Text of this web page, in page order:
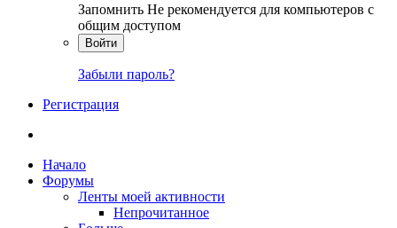
Запомнить Не рекомендуется для компьютеров с
общим доступом
Войти
Забыли пароль?
Регистрация
Начало
Форумы
Ленты моей активности
Непрочитанное